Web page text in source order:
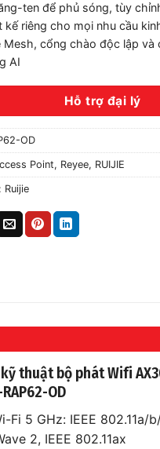
ten để phủ sóng, tùy
kế riêng cho mọi nhu cầu
Mesh, cổng chào độc lập và
AI
Hỗ trợ đại lý
OD
Point, Reyee, RUIJIE
Ruijie
thuật bộ phát Wifi
OD
Fi 5 GHz: IEEE 802.11a/
2, IEEE 802.11ax